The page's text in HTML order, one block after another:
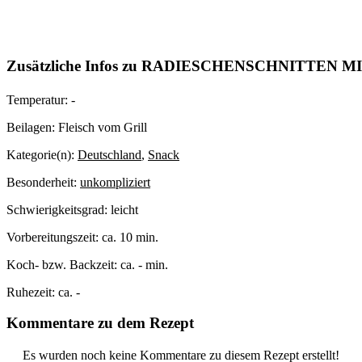
Zusätzliche Infos zu RADIESCHENSCHNITTEN
Temperatur: -
Beilagen: Fleisch vom Grill
Kategorie(n): Deutschland, Snack
Besonderheit: unkompliziert
Schwierigkeitsgrad: leicht
Vorbereitungszeit: ca. 10 min.
Koch- bzw. Backzeit: ca. - min.
Ruhezeit: ca. -
Kommentare zu dem Rezept
Es wurden noch keine Kommentare zu diesem Rezept erstellt!